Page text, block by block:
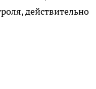
действительно